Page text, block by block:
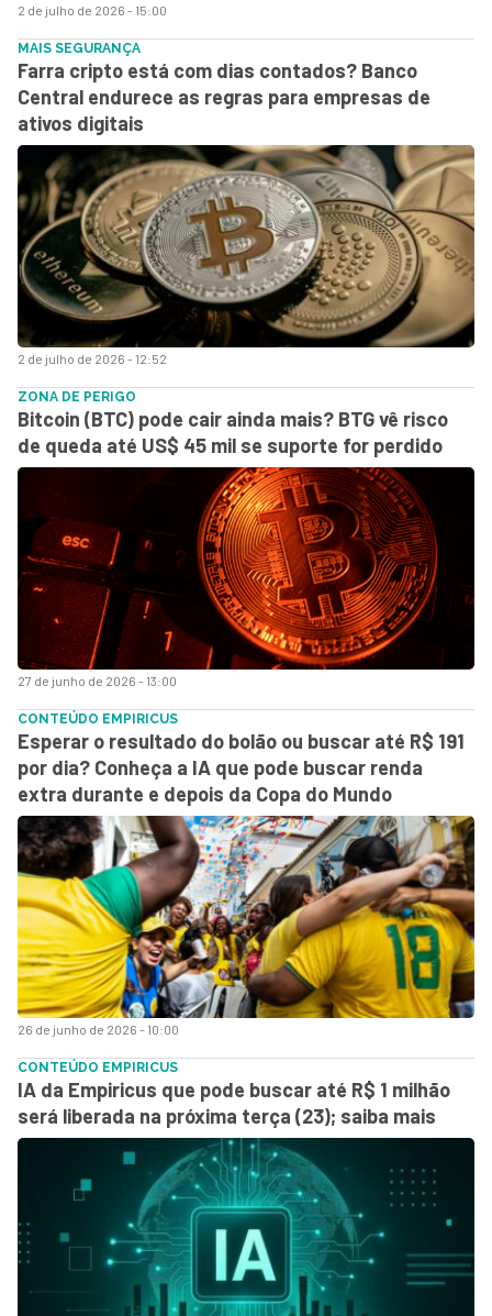
2 de julho de 2026 - 15:00
2 de julho de 2026 - 12:52
MAIS SEGURANÇA
Farra cripto está com dias contados? Banco
Central endurece as regras para empresas de
ativos digitais
27 de junho de 2026 - 13:00
ZONA DE PERIGO
Bitcoin (BTC) pode cair ainda mais? BTG vê risco
de queda até US$ 45 mil se suporte for perdido
26 de junho de 2026 - 10:00
CONTEÚDO EMPIRICUS
Esperar o resultado do bolão ou buscar até R$ 191
por dia? Conheça a IA que pode buscar renda
extra durante e depois da Copa do Mundo
CONTEÚDO EMPIRICUS
IA da Empiricus que pode buscar até R$ 1 milhão
será liberada na próxima terça (23); saiba mais